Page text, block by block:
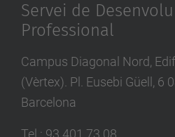
Servei de
Professional
Campus Diagonal Nord,
(Vèrtex). Pl. Eusebi Güell, 6
Barcelona
Tel. : 93 401 73 08